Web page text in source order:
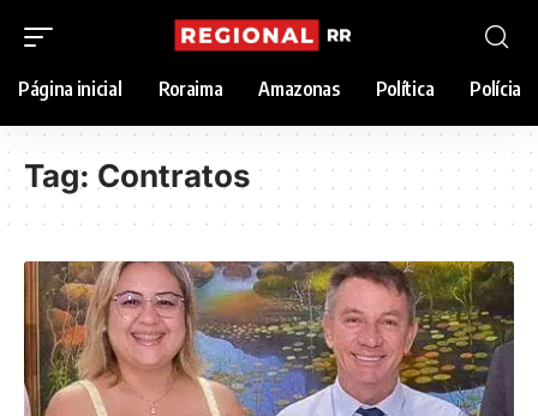
Página inicial Roraima Amazonas Política Polícia
Tag: Contratos